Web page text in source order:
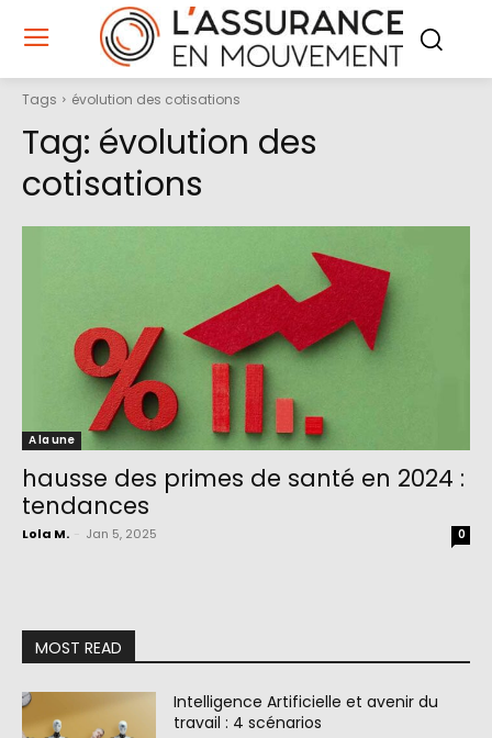
Tags évolution des cotisations
Tag: évolution des
cotisations
A la une
hausse des primes de santé en 2024 :
tendances
Lola M. Jan 5, 2025 0
MOST READ
Intelligence Artificielle et avenir du
travail : 4 scénarios